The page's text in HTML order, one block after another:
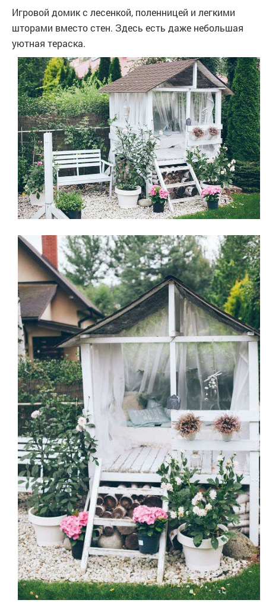
Игровой домик с лесенкой, поленницей и легкими
шторами вместо стен. Здесь есть даже небольшая
уютная тераска.